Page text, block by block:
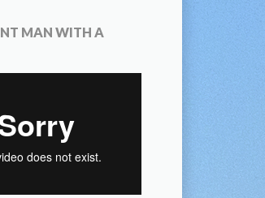
MAN WITH A